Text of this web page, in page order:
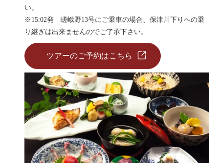
い。
※15:02発 嵯峨野13号にご乗車の場合、保津川下りへの乗
り継ぎは出来ませんのでご了承下さい。
ツアーのご予約はこちら